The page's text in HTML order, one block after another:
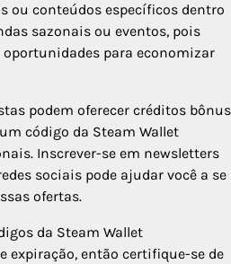
ou conteúdos específicos dentro
sazonais ou eventos, pois
para economizar
podem oferecer créditos bônus
código da Steam Wallet
Inscrever-se em newsletters
sociais pode ajudar você a se
ofertas.
da Steam Wallet
expiração, então certifique-se de